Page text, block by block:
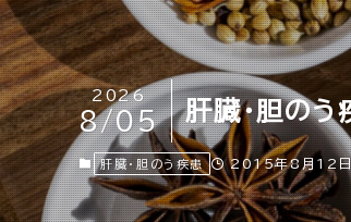
肝臓・胆のう
2026
8/05
肝臓・胆のう疾患 2015年8月12